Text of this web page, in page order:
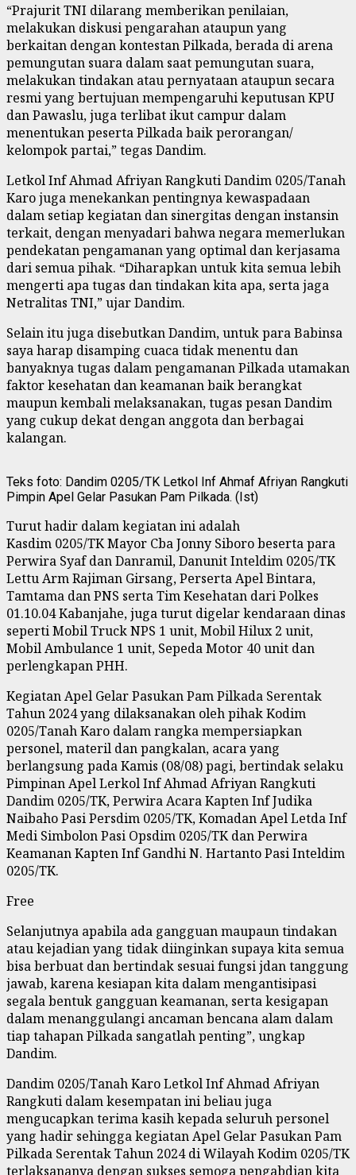
“Prajurit TNI dilarang memberikan penilaian,
melakukan diskusi pengarahan ataupun yang
berkaitan dengan kontestan Pilkada, berada di arena
pemungutan suara dalam saat pemungutan suara,
melakukan tindakan atau pernyataan ataupun secara
resmi yang bertujuan mempengaruhi keputusan KPU
dan Pawaslu, juga terlibat ikut campur dalam
menentukan peserta Pilkada baik perorangan/
kelompok partai,” tegas Dandim.
Letkol Inf Ahmad Afriyan Rangkuti Dandim 0205/Tanah
Karo juga menekankan pentingnya kewaspadaan
dalam setiap kegiatan dan sinergitas dengan instansin
terkait, dengan menyadari bahwa negara memerlukan
pendekatan pengamanan yang optimal dan kerjasama
dari semua pihak. “Diharapkan untuk kita semua lebih
mengerti apa tugas dan tindakan kita apa, serta jaga
Netralitas TNI,” ujar Dandim.
Selain itu juga disebutkan Dandim, untuk para Babinsa
saya harap disamping cuaca tidak menentu dan
banyaknya tugas dalam pengamanan Pilkada utamakan
faktor kesehatan dan keamanan baik berangkat
maupun kembali melaksanakan, tugas pesan Dandim
yang cukup dekat dengan anggota dan berbagai
kalangan.
Teks foto: Dandim 0205/TK Letkol Inf Ahmaf Afriyan Rangkuti
Pimpin Apel Gelar Pasukan Pam Pilkada. (Ist)
Turut hadir dalam kegiatan ini adalah
Kasdim 0205/TK Mayor Cba Jonny Siboro beserta para
Perwira Syaf dan Danramil, Danunit Inteldim 0205/TK
Lettu Arm Rajiman Girsang, Perserta Apel Bintara,
Tamtama dan PNS serta Tim Kesehatan dari Polkes
01.10.04 Kabanjahe, juga turut digelar kendaraan dinas
seperti Mobil Truck NPS 1 unit, Mobil Hilux 2 unit,
Mobil Ambulance 1 unit, Sepeda Motor 40 unit dan
perlengkapan PHH.
Kegiatan Apel Gelar Pasukan Pam Pilkada Serentak
Tahun 2024 yang dilaksanakan oleh pihak Kodim
0205/Tanah Karo dalam rangka mempersiapkan
personel, materil dan pangkalan, acara yang
berlangsung pada Kamis (08/08) pagi, bertindak selaku
Pimpinan Apel Lerkol Inf Ahmad Afriyan Rangkuti
Dandim 0205/TK, Perwira Acara Kapten Inf Judika
Naibaho Pasi Persdim 0205/TK, Komadan Apel Letda Inf
Medi Simbolon Pasi Opsdim 0205/TK dan Perwira
Keamanan Kapten Inf Gandhi N. Hartanto Pasi Inteldim
0205/TK.
Free
Selanjutnya apabila ada gangguan maupaun tindakan
atau kejadian yang tidak diinginkan supaya kita semua
bisa berbuat dan bertindak sesuai fungsi jdan tanggung
jawab, karena kesiapan kita dalam mengantisipasi
segala bentuk gangguan keamanan, serta kesigapan
dalam menanggulangi ancaman bencana alam dalam
tiap tahapan Pilkada sangatlah penting”, ungkap
Dandim.
Dandim 0205/Tanah Karo Letkol Inf Ahmad Afriyan
Rangkuti dalam kesempatan ini beliau juga
mengucapkan terima kasih kepada seluruh personel
yang hadir sehingga kegiatan Apel Gelar Pasukan Pam
Pilkada Serentak Tahun 2024 di Wilayah Kodim 0205/TK
terlaksananya dengan sukses semoga pengabdian kita